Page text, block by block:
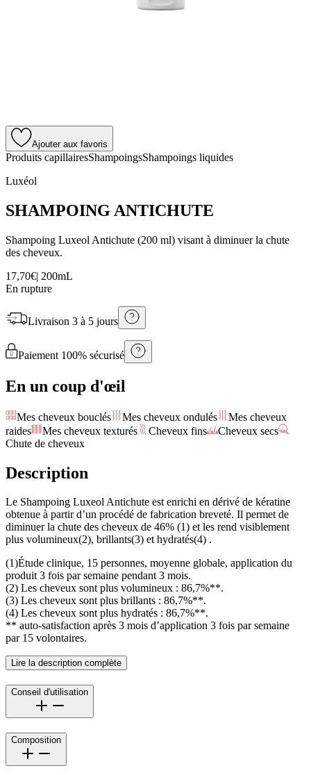
Ajouter aux favoris
Produits capillairesShampoingsShampoings liquides
Luxéol
SHAMPOING ANTICHUTE
Shampoing Luxeol Antichute (200 ml) visant à diminuer la chute
des cheveux.
17,70€| 200mL
En rupture
Livraison 3 à 5 jours
Paiement 100% sécurisé
En un coup d'œil
Mes cheveux bouclés Mes cheveux ondulés
Mes cheveux
raides
Mes cheveux texturés Cheveux fins
Cheveux secs
Chute de cheveux
Description
Le Shampoing Luxeol Antichute est enrichi en dérivé de kératine
obtenue à partir d’un procédé de fabrication breveté. Il permet de
diminuer la chute des cheveux de 46% (1) et les rend visiblement
plus volumineux(2), brillants(3) et hydratés(4) .
(1)Étude clinique, 15 personnes, moyenne globale, application du
produit 3 fois par semaine pendant 3 mois.
(2) Les cheveux sont plus volumineux : 86,7%**.
(3) Les cheveux sont plus brillants : 86,7%**.
(4) Les cheveux sont plus hydratés : 86,7%**.
** auto-satisfaction après 3 mois d’application 3 fois par semaine
par 15 volontaires.
Lire la description complète
Conseil d'utilisation
Composition